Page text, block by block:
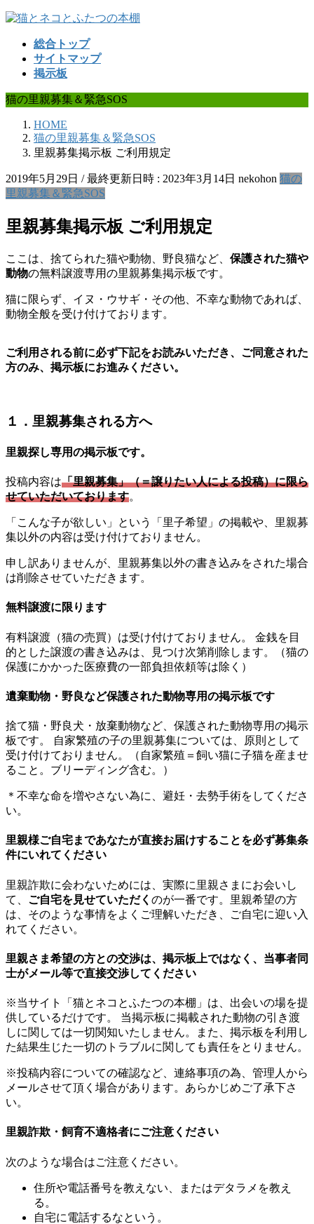
コ
へ
ス
ナ
ョ
ン
総合トップ
サイトマップ
掲示板
猫の里親募集＆緊急SOS
HOME
猫の里親募集＆緊急SOS
里親募集掲示板 ご利用規定
2019年5月29日 / 最終更新日時 : 2023年3月14日 nekohon 猫の
里親募集＆緊急SOS
里親募集掲示板 ご利用規定
ここは、捨てられた猫や動物、野良猫など、 保護された猫や
動物の無料譲渡専用の里親募集掲示板です。
猫に限らず、イヌ・ウサギ・その他、不幸な動物であれば、
動物全般を受け付けております。
ご利用される前に必ず下記をお読みいただき、ご同意された
方のみ、掲示板にお進みください。
１．里親募集される方へ
里親探し専用の掲示板です。
投稿内容は「里親募集」（＝譲りたい人による投稿）に限ら
せていただいております。
「こんな子が欲しい」という「里子希望」の掲載や、里親募
集以外の内容は受け付けておりません。
申し訳ありませんが、里親募集以外の書き込みをされた場合
は削除させていただきます。
無料譲渡に限ります
有料譲渡（猫の売買）は受け付けておりません。 金銭を目
的とした譲渡の書き込みは、見つけ次第削除します。（猫の
保護にかかった医療費の一部負担依頼等は除く）
遺棄動物・野良など保護された動物専用の掲示板です
捨て猫・野良犬・放棄動物など、保護された動物専用の掲示
板です。 自家繁殖の子の里親募集については、原則として
受け付けておりません。（自家繁殖＝飼い猫に子猫を産ませ
ること。ブリーディング含む。）
＊不幸な命を増やさない為に、避妊・去勢手術をしてくださ
い。
里親様ご自宅まであなたが直接お届けすることを必ず募集条
件にいれてください
里親詐欺に会わないためには、実際に里親さまにお会いし
て、 ご自宅を見せていただく のが一番です。里親希望の方
は、そのような事情をよくご理解いただき、ご自宅に迎い入
れてください。
里親さま希望の方との交渉は、掲示板上ではなく、当事者同
士がメール等で直接交渉してください
※当サイト「猫とネコとふたつの本棚」は、出会いの場を提
供しているだけです。 当掲示板に掲載された動物の引き渡
しに関しては一切関知いたしません。また、掲示板を利用し
た結果生じた一切のトラブルに関しても責任をとりません。
※投稿内容についての確認など、連絡事項の為、管理人から
メールさせて頂く場合があります。あらかじめご了承下さ
い。
里親詐欺・飼育不適格者にご注意ください
次のような場合はご注意ください。
住所や電話番号を教えない、またはデタラメを教え
る。
自宅に電話するなという。